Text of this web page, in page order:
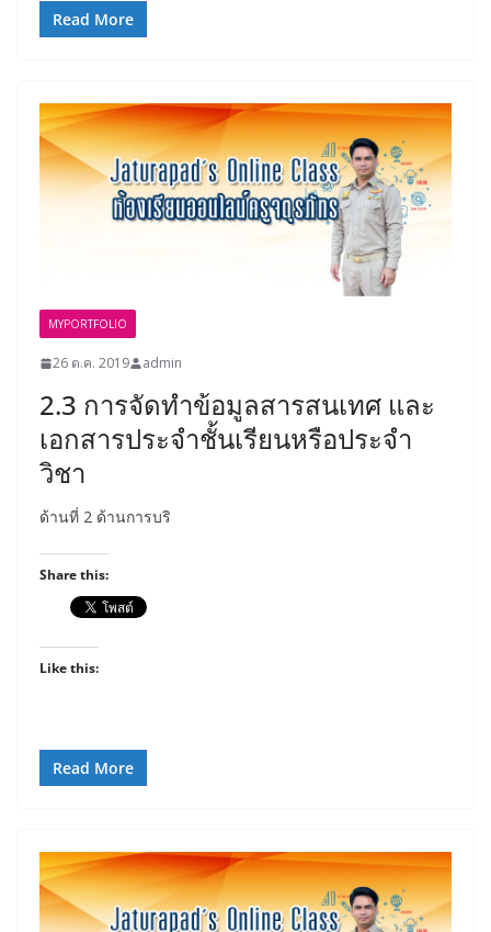
Read More
MYPORTFOLIO
26 ต.ค. 2019 admin
2.3 การจัดทำข้อมูลสารสนเทศ และ
เอกสารประจำชั้นเรียนหรือประจำ
วิชา
ด้านที่ 2 ด้านการบริ
Share this:
Like this:
Read More